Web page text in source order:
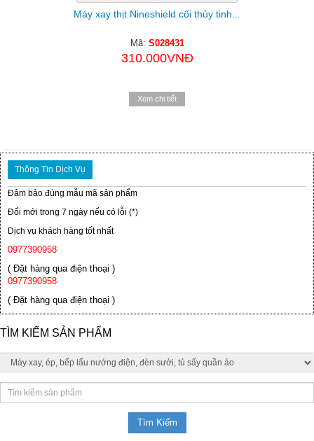
Máy xay thịt Nineshield cối thủy tinh...
Mã: S028431
310.000VNĐ
Xem chi tiết
Thông Tin Dịch Vụ
Đảm bảo đúng mẫu mã sản phẩm
Đổi mới trong 7 ngày nếu có lỗi (*)
Dịch vụ khách hàng tốt nhất
0977390958
( Đặt hàng qua điện thoại )
0977390958
( Đặt hàng qua điện thoại )
TÌM KIẾM SẢN PHẨM